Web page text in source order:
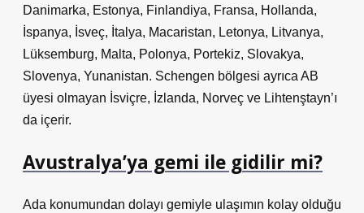
Danimarka, Estonya, Finlandiya, Fransa, Hollanda,
İspanya, İsveç, İtalya, Macaristan, Letonya, Litvanya,
Lüksemburg, Malta, Polonya, Portekiz, Slovakya,
Slovenya, Yunanistan. Schengen bölgesi ayrıca AB
üyesi olmayan İsviçre, İzlanda, Norveç ve Lihtenştayn’ı
da içerir.
Avustralya’ya gemi ile gidilir mi?
Ada konumundan dolayı gemiyle ulaşımın kolay olduğu